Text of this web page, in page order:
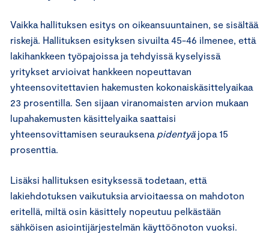
Vaikka hallituksen esitys on oikeansuuntainen, se sisältää
riskejä. Hallituksen esityksen sivuilta 45-46 ilmenee, että
lakihankkeen työpajoissa ja tehdyissä kyselyissä
yritykset arvioivat hankkeen nopeuttavan
yhteensovitettavien hakemusten kokonaiskäsittelyaikaa
23 prosentilla. Sen sijaan viranomaisten arvion mukaan
lupahakemusten käsittelyaika saattaisi
yhteensovittamisen seurauksena pidentyäjopa 15
prosenttia.
Lisäksi hallituksen esityksessä todetaan, että
lakiehdotuksen vaikutuksia arvioitaessa on mahdoton
eritellä, miltä osin käsittely nopeutuu pelkästään
sähköisen asiointijärjestelmän käyttöönoton vuoksi.